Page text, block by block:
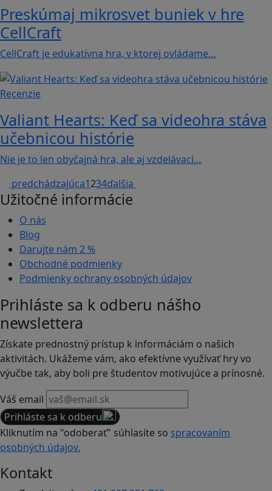
Preskúmaj mikrosvet buniek v hre
CellCraft
CellCraft je edukatívna hra, v ktorej ovládame…
Recenzie
Valiant Hearts: Keď sa videohra stáva
učebnicou histórie
Nie je to len obyčajná hra, ale aj vzdelávací…
predchádzajúca1234ďalšia
Užitočné informácie
O nás
Blog
Darujte nám 2 %
Obchodné podmienky
Podmienky ochrany osobných údajov
Prihláste sa k odberu nášho
newslettera
Získate prednostný prístup k informáciám o našich
aktivitách. Ukážeme vám, ako efektívne využívať hry vo
výučbe tak, aby boli pre študentov motivujúce a prínosné.
Váš email
Prihláste sa k odberu
Kliknutím na "odoberať" súhlasíte so spracovaním
osobných údajov.
Kontakt